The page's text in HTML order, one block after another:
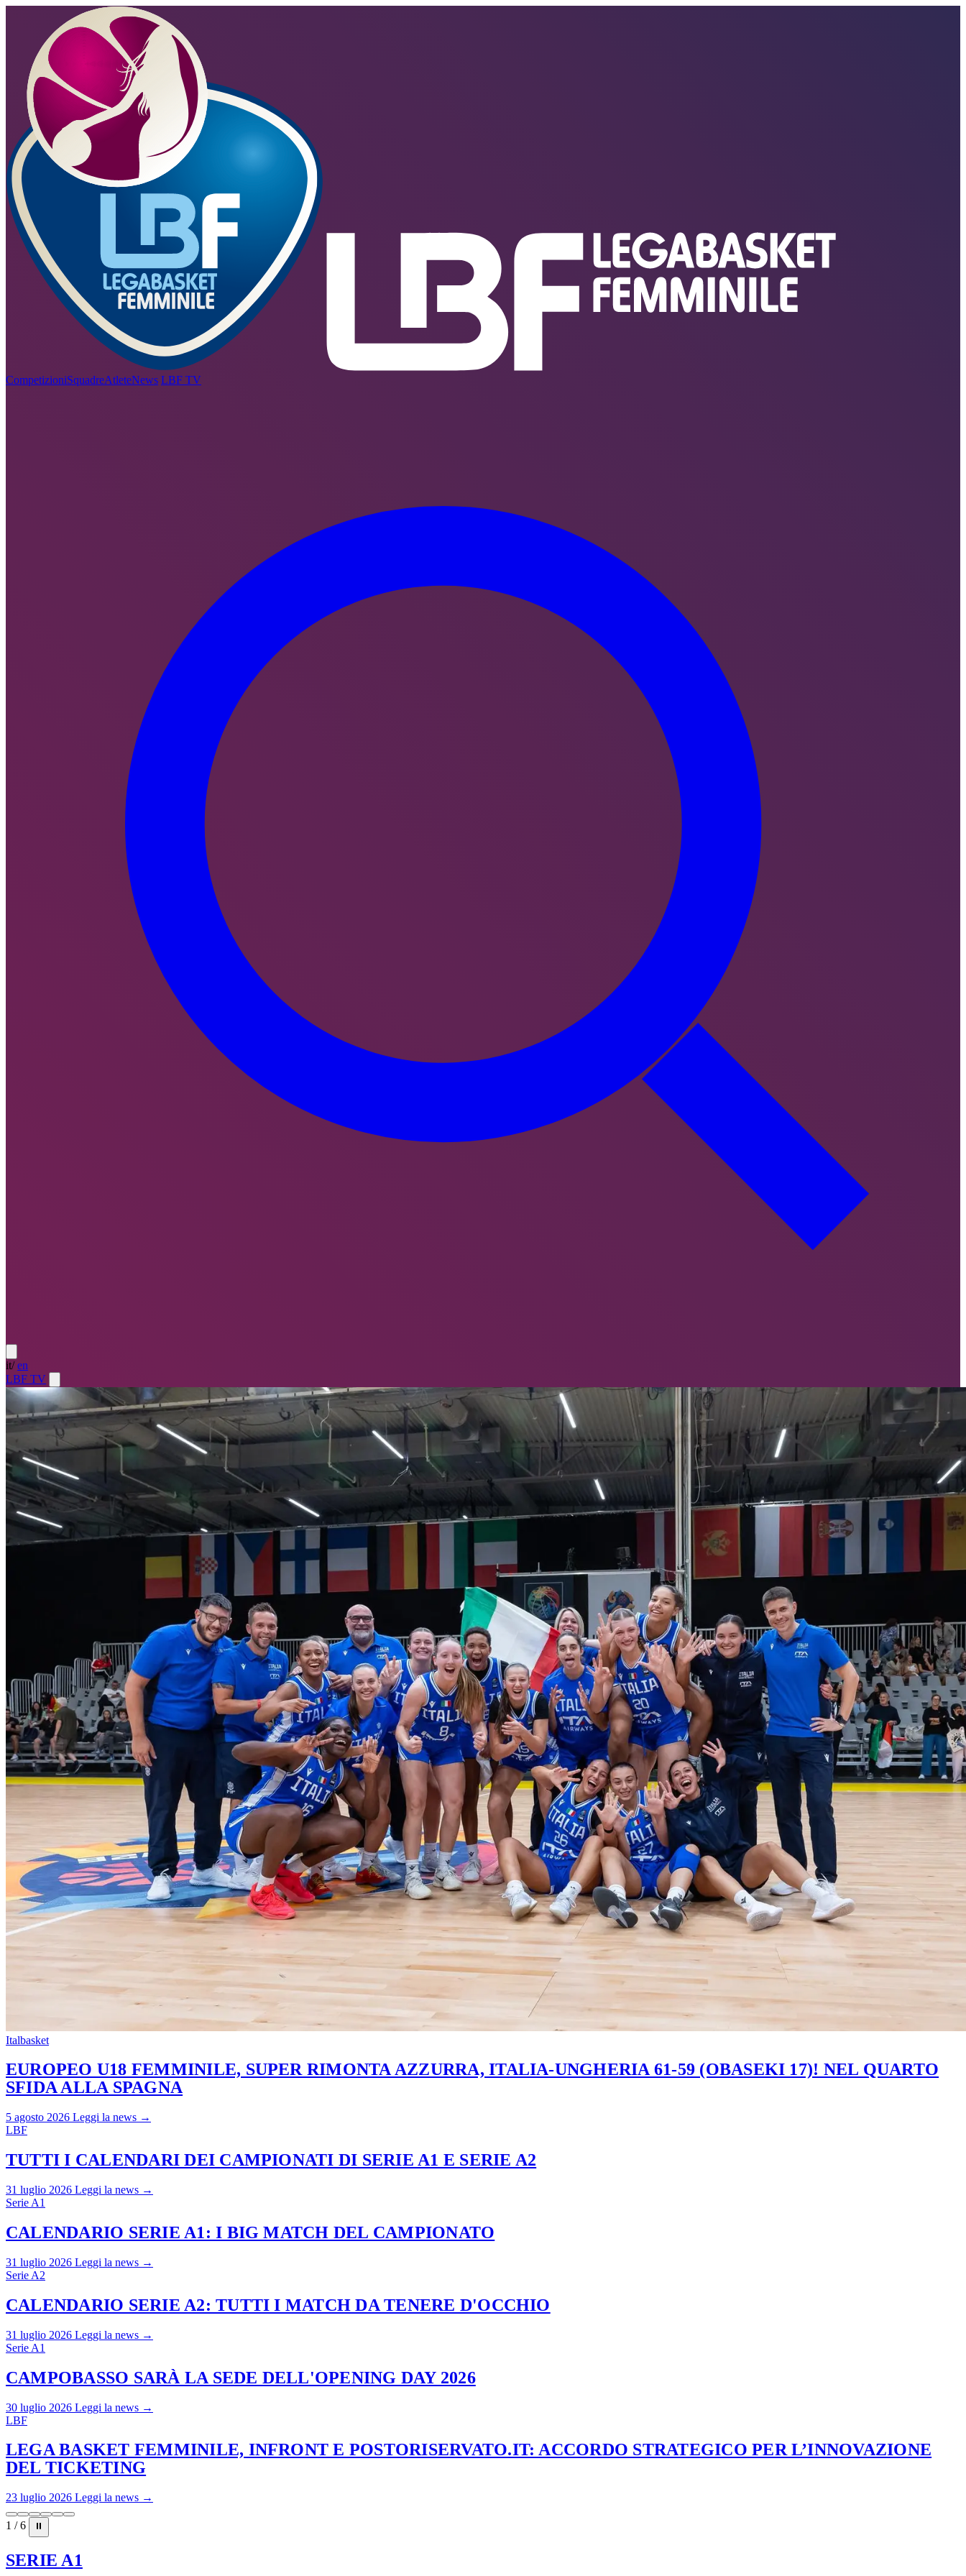
CompetizioniSquadreAtleteNews LBF TV
it/ en
LBF TV
Italbasket
EUROPEO U18 FEMMINILE, SUPER RIMONTA AZZURRA, ITALIA-UNGHERIA 61-59 (OBASEKI 17)! NEL QUARTO
SFIDA ALLA SPAGNA
5 agosto 2026 Leggi la news →
LBF
TUTTI I CALENDARI DEI CAMPIONATI DI SERIE A1 E SERIE A2
31 luglio 2026 Leggi la news →
Serie A1
CALENDARIO SERIE A1: I BIG MATCH DEL CAMPIONATO
31 luglio 2026 Leggi la news →
Serie A2
CALENDARIO SERIE A2: TUTTI I MATCH DA TENERE D'OCCHIO
31 luglio 2026 Leggi la news →
Serie A1
CAMPOBASSO SARÀ LA SEDE DELL'OPENING DAY 2026
30 luglio 2026 Leggi la news →
LBF
LEGA BASKET FEMMINILE, INFRONT E POSTORISERVATO.IT: ACCORDO STRATEGICO PER L’INNOVAZIONE
DEL TICKETING
23 luglio 2026 Leggi la news →
1 / 6 ⏸
SERIE A1